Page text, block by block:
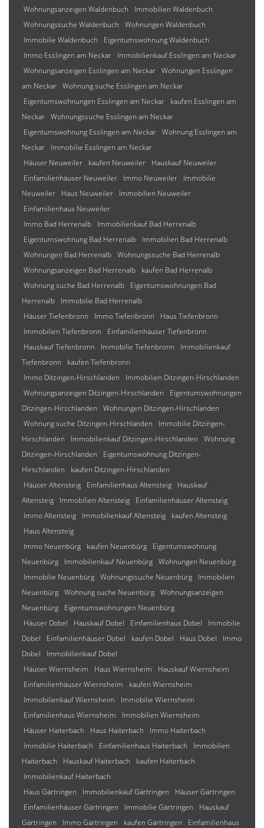
Wohnungsanzeigen Waldenbuch
Immobilien Waldenbuch
Wohnungssuche Waldenbuch
Wohnungen Waldenbuch
Immobilie Waldenbuch
Eigentumswohnung Waldenbuch
Immo Esslingen am Neckar
Immobilienkauf Esslingen am Neckar
Wohnungsanzeigen Esslingen am Neckar Wohnungen Esslingen
am Neckar Wohnung suche Esslingen am Neckar
Eigentumswohnungen Esslingen am Neckar
kaufen Esslingen am
Neckar Wohnungssuche Esslingen am Neckar
Eigentumswohnung Esslingen am Neckar Wohnung Esslingen am
Neckar
Immobilie Esslingen am Neckar
Häuser Neuweiler
kaufen Neuweiler
Hauskauf Neuweiler
Einfamilienhäuser Neuweiler
Immo Neuweiler
Immobilie
Neuweiler
Haus Neuweiler
Immobilien Neuweiler
Einfamilienhaus Neuweiler
Immo Bad Herrenalb
Immobilienkauf Bad Herrenalb
Eigentumswohnung Bad Herrenalb
Immobilien Bad Herrenalb
Wohnungen Bad Herrenalb Wohnungssuche Bad Herrenalb
Wohnungsanzeigen Bad Herrenalb
kaufen Bad Herrenalb
Wohnung suche Bad Herrenalb
Eigentumswohnungen Bad
Herrenalb
Immobilie Bad Herrenalb
Häuser Tiefenbronn
Immo Tiefenbronn
Haus Tiefenbronn
Immobilien Tiefenbronn
Einfamilienhäuser Tiefenbronn
Hauskauf Tiefenbronn
Immobilie Tiefenbronn
Immobilienkauf
Tiefenbronn
kaufen Tiefenbronn
Immo Ditzingen-Hirschlanden
Immobilien Ditzingen-Hirschlanden
Wohnungsanzeigen Ditzingen-Hirschlanden
Eigentumswohnungen
Ditzingen-Hirschlanden
Wohnungen Ditzingen-Hirschlanden
Wohnung suche Ditzingen-Hirschlanden
Immobilie Ditzingen-
Hirschlanden
Immobilienkauf Ditzingen-Hirschlanden
Wohnung
Ditzingen-Hirschlanden
Eigentumswohnung Ditzingen-
Hirschlanden
kaufen Ditzingen-Hirschlanden
Häuser Altensteig
Einfamilienhaus Altensteig
Hauskauf
Altensteig
Immobilien Altensteig
Einfamilienhäuser Altensteig
Immo Altensteig
Immobilienkauf Altensteig
kaufen Altensteig
Haus Altensteig
Immo Neuenbürg
kaufen Neuenbürg
Eigentumswohnung
Neuenbürg
Immobilienkauf Neuenbürg Wohnungen Neuenbürg
Immobilie Neuenbürg Wohnungssuche Neuenbürg
Immobilien
Neuenbürg Wohnung suche Neuenbürg Wohnungsanzeigen
Neuenbürg
Eigentumswohnungen Neuenbürg
Häuser Dobel
Hauskauf Dobel Einfamilienhaus Dobel
Immobilie
Dobel
Einfamilienhäuser Dobel kaufen Dobel Haus Dobel
Immo
Dobel
Immobilienkauf Dobel
Häuser Wiernsheim
Haus Wiernsheim
Hauskauf Wiernsheim
Einfamilienhäuser Wiernsheim
kaufen Wiernsheim
Immobilienkauf Wiernsheim
Immobilie Wiernsheim
Einfamilienhaus Wiernsheim
Immobilien Wiernsheim
Häuser Haiterbach
Haus Haiterbach
Immo Haiterbach
Immobilie Haiterbach
Einfamilienhaus Haiterbach
Immobilien
Haiterbach
Hauskauf Haiterbach
kaufen Haiterbach
Immobilienkauf Haiterbach
Haus Gärtringen
Immobilienkauf Gärtringen
Häuser Gärtringen
Einfamilienhäuser Gärtringen
Immobilie Gärtringen
Hauskauf
Gärtringen
Immo Gärtringen kaufen Gärtringen
Einfamilienhaus